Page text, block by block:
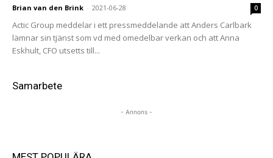
Brian van den Brink - 2021-06-28 0
Actic Group meddelar i ett pressmeddelande att Anders Carlbark
lämnar sin tjänst som vd med omedelbar verkan och att Anna
Eskhult, CFO utsetts till...
Samarbete
- Annons -